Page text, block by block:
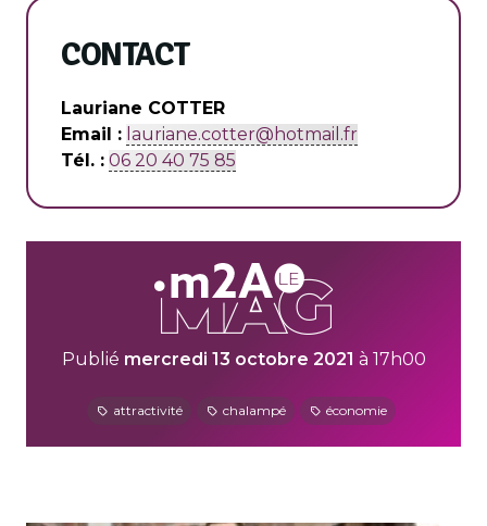
CONTACT
Lauriane COTTER
Email : lauriane.cotter@hotmail.fr
Tél. : 06 20 40 75 85
Publié mercredi 13 octobre 2021 à 17h00
attractivité chalampé économie